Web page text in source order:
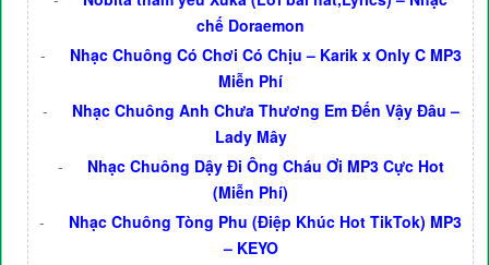
chế Doraemon
-
Nhạc Chuông Có Chơi Có Chịu – Karik x Only C MP3
Miễn Phí
-
Nhạc Chuông Anh Chưa Thương Em Đến Vậy Đâu –
Lady Mây
-
Nhạc Chuông Dậy Đi Ông Cháu Ơi MP3 Cực Hot
(Miễn Phí)
-
Nhạc Chuông Tòng Phu (Điệp Khúc Hot TikTok) MP3
– KEYO